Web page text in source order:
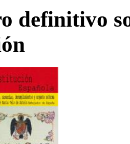
definitivo